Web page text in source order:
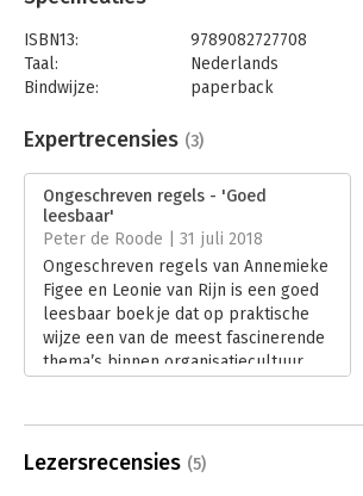
ISBN13:
9789082727708
Taal:
Nederlands
Bindwijze:
paperback
Uitgever:
Firijn
Verschijningsdatum:
21-8-2017
Hoofdrubriek: Algemeen management
trainen
Expertrecensies (3)
Ongeschreven regels - 'Goed
leesbaar'
Peter de Roode | 31 juli 2018
Ongeschreven regels van Annemieke
Figee en Leonie van Rijn is een goed
leesbaar boekje dat op praktische
wijze een van de meest fascinerende
thema’s binnen organisatiecultuur
Lezersrecensies (5)